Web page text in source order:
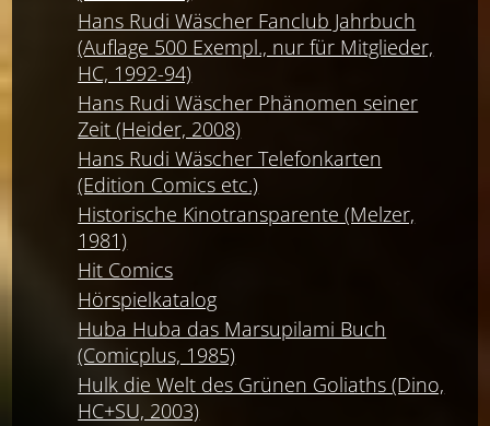
Hans Rudi Wäscher Fanclub Jahrbuch
(Auflage 500 Exempl., nur für Mitglieder,
HC, 1992-94)
Hans Rudi Wäscher Phänomen seiner
Zeit (Heider, 2008)
Hans Rudi Wäscher Telefonkarten
(Edition Comics etc.)
Historische Kinotransparente (Melzer,
1981)
Hit Comics
Hörspielkatalog
Huba Huba das Marsupilami Buch
(Comicplus, 1985)
Hulk die Welt des Grünen Goliaths (Dino,
HC+SU, 2003)